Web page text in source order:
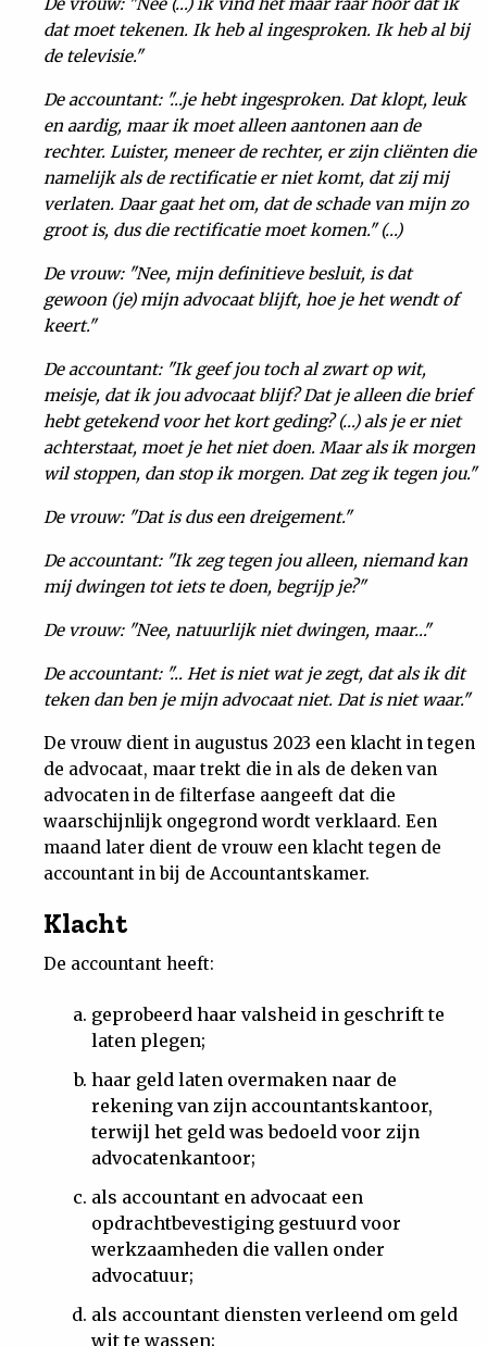
dat moet tekenen. Ik heb al ingesproken. Ik heb al bij
de televisie."
De accountant: "…je hebt ingesproken. Dat klopt, leuk
en aardig, maar ik moet alleen aantonen aan de
rechter. Luister, meneer de rechter, er zijn cliënten die
namelijk als de rectificatie er niet komt, dat zij mij
verlaten. Daar gaat het om, dat de schade van mijn zo
groot is, dus die rectificatie moet komen." (…)
De vrouw: "Nee, mijn definitieve besluit, is dat
gewoon (je) mijn advocaat blijft, hoe je het wendt of
keert."
De accountant: "Ik geef jou toch al zwart op wit,
meisje, dat ik jou advocaat blijf? Dat je alleen die brief
hebt getekend voor het kort geding? (…) als je er niet
achterstaat, moet je het niet doen. Maar als ik morgen
wil stoppen, dan stop ik morgen. Dat zeg ik tegen jou."
De vrouw: "Dat is dus een dreigement."
De accountant: "Ik zeg tegen jou alleen, niemand kan
mij dwingen tot iets te doen, begrijp je?"
De vrouw: "Nee, natuurlijk niet dwingen, maar…"
De accountant: "… Het is niet wat je zegt, dat als ik dit
teken dan ben je mijn advocaat niet. Dat is niet waar."
De vrouw dient in augustus 2023 een klacht in tegen
de advocaat, maar trekt die in als de deken van
advocaten in de filterfase aangeeft dat die
waarschijnlijk ongegrond wordt verklaard. Een
maand later dient de vrouw een klacht tegen de
accountant in bij de Accountantskamer.
Klacht
De accountant heeft:
geprobeerd haar valsheid in geschrift te
laten plegen;
haar geld laten overmaken naar de
rekening van zijn accountantskantoor,
terwijl het geld was bedoeld voor zijn
advocatenkantoor;
als accountant en advocaat een
opdrachtbevestiging gestuurd voor
werkzaamheden die vallen onder
advocatuur;
als accountant diensten verleend om geld
wit te wassen;